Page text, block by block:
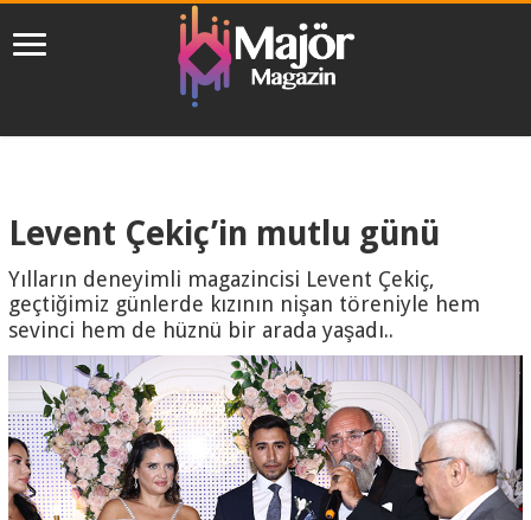
Levent Çekiç’in mutlu günü
Yılların deneyimli magazincisi Levent Çekiç,
geçtiğimiz günlerde kızının nişan töreniyle hem
sevinci hem de hüznü bir arada yaşadı..